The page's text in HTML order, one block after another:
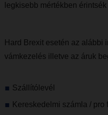
legkisebb mértékben
Hard Brexit esetén az alábbi
vámkezelés illetve az áruk
Szállítólevél
Kereskedelmi számla / pro